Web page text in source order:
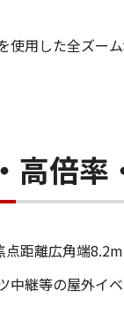
使用した全ズー
高倍率
点距離広角端
中継等の屋外イ